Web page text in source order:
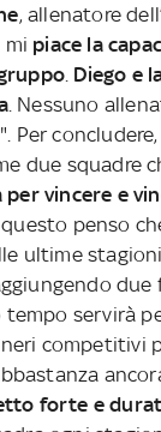
, allenatore
mi piace la
Diego e
. Nessuno
Per
due squadre
vincere e
penso
ultime
due
servirà
competitivi
forte e